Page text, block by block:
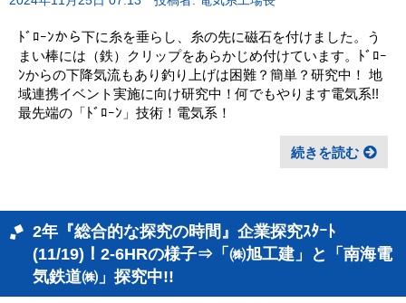
ﾄﾞﾛｰﾝから下に糸を垂らし、糸の先に磁石を付けました。う
まい棒には（鉄）クリップをあらかじめ付けています。ﾄﾞﾛｰ
ﾝからの下降気流もあり釣り上げは困難？簡単？研究中！ 地
域連携イベント実施に向け研究中！何でもやります電気系!!
最先端の「ﾄﾞﾛｰﾝ」技術！電気系！
続きを読む
2年『総合的な探究の時間』企業探究ｽﾀｰﾄ
(11/19)！2-6HRの様子⇒「㈱旭工建」と「南海電
気鉄道㈱」探究中!!